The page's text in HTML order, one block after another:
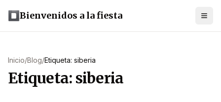
Bienvenidos a la fiesta
Inicio/Blog/Etiqueta: siberia
Etiqueta: siberia